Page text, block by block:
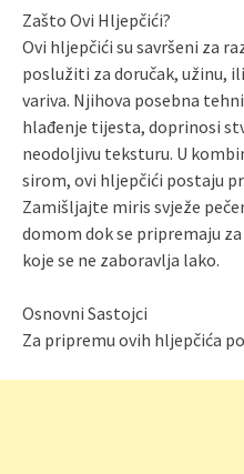
Zašto Ovi Hljepčići?
Ovi hljepčići su savršeni za
poslužiti za doručak, užinu,
variva. Njihova posebna
hlađenje tijesta, doprinosi
neodoljivu teksturu. U
sirom, ovi hljepčići postaju
Zamišljajte miris svježe
domom dok se pripremaju
koje se ne zaboravlja lako.
Osnovni Sastojci
Za pripremu ovih hljepčića